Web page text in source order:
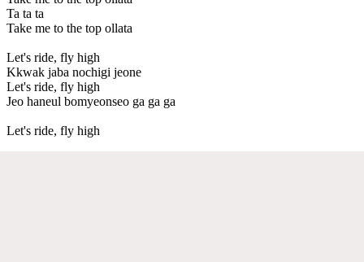
Ta ta ta
Take me to the top ollata
Let's ride, fly high
Kkwak jaba nochigi jeone
Let's ride, fly high
Jeo haneul bomyeonseo ga ga ga
Let's ride, fly high